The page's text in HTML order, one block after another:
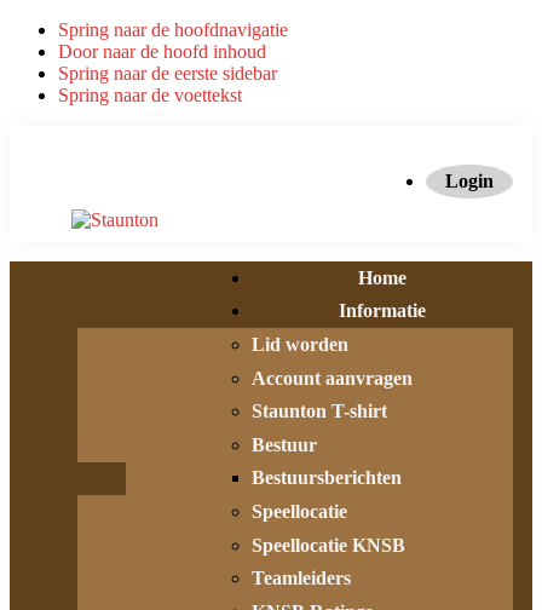
Spring naar de hoofdnavigatie
Door naar de hoofd inhoud
Spring naar de eerste sidebar
Spring naar de voettekst
Login
Home
Informatie
Lid worden
Account aanvragen
Staunton T-shirt
Bestuur
Bestuursberichten
Speellocatie
Speellocatie KNSB
Teamleiders